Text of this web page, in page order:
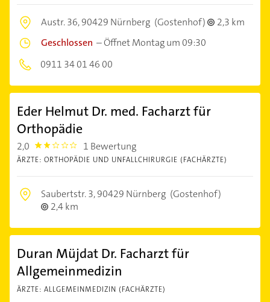
Austr. 36,90429 Nürnberg (Gostenhof)
2,3 km
Geschlossen –Öffnet Montag um 09:30
0911 34 01 46 00
Eder Helmut Dr. med. Facharzt für
Orthopädie
2,0 2.0 1 Bewertung
ÄRZTE: ORTHOPÄDIE UND UNFALLCHIRURGIE (FACHÄRZTE)
Saubertstr. 3,90429 Nürnberg (Gostenhof)
2,4 km
Duran Müjdat Dr. Facharzt für
Allgemeinmedizin
ÄRZTE: ALLGEMEINMEDIZIN (FACHÄRZTE)